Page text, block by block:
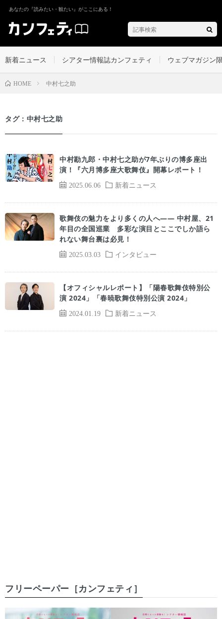
あなたの『読みたい・観たい』がここにある！
新着ニュース シアター情報誌カンフェティ ウェブマガジン
HOME 中村七之助
タグ：中村七之助
2025.06.06 新着ニュース
中村勘九郎・中村七之助が7年ぶりの博多座出
演！『六月博多座大歌舞伎』開幕レポート！
2025.03.03 インタビュー
歌舞伎の魅力をより多くの人へ―― 中村屋、21
年目の全国巡業 多彩な演目とここでしか語ら
れない舞台裏は必見！
2024.01.19 新着ニュース
【オフィシャルレポート】「陽春歌舞伎特別公
演 2024」「春暁歌舞伎特別公演 2024」
フリーペーパー［カンフェティ］